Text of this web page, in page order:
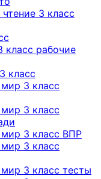
3 класс
класс рабочие
класс
3 класс
3 класс
3 класс ВПР
3 класс
3 класс тесты